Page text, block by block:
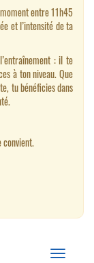
entre 11h45
et l’intensité de ta
: il te
à ton niveau. Que
tu bénéficies dans
convient.
Afficher/